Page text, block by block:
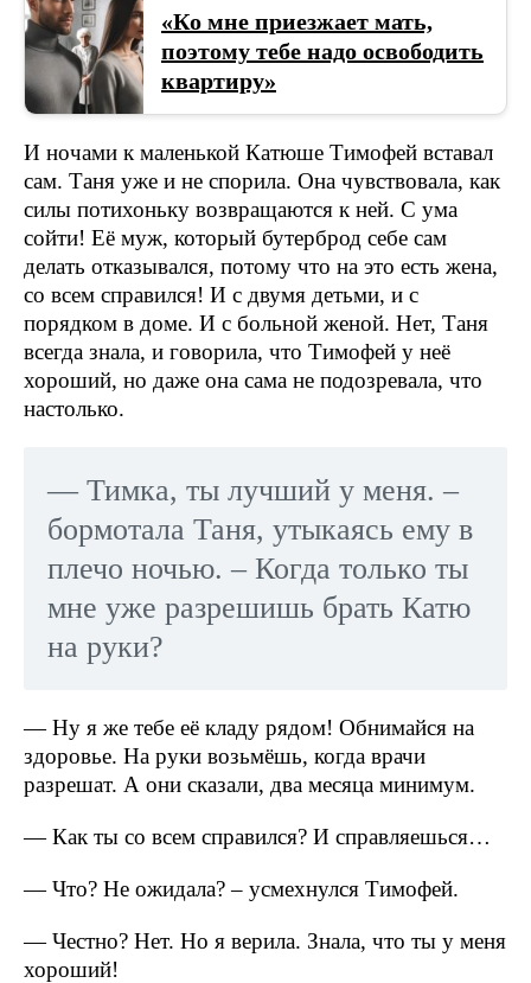
«Ко мне приезжает мать,
поэтому тебе надо освободить
квартиру»
И ночами к маленькой Катюше Тимофей вставал
сам. Таня уже и не спорила. Она чувствовала, как
силы потихоньку возвращаются к ней. С ума
сойти! Её муж, который бутерброд себе сам
делать отказывался, потому что на это есть жена,
со всем справился! И с двумя детьми, и с
порядком в доме. И с больной женой. Нет, Таня
всегда знала, и говорила, что Тимофей у неё
хороший, но даже она сама не подозревала, что
настолько.
— Тимка, ты лучший у меня. –
бормотала Таня, утыкаясь ему в
плечо ночью. – Когда только ты
мне уже разрешишь брать Катю
на руки?
— Ну я же тебе её кладу рядом! Обнимайся на
здоровье. На руки возьмёшь, когда врачи
разрешат. А они сказали, два месяца минимум.
— Как ты со всем справился? И справляешься…
— Что? Не ожидала? – усмехнулся Тимофей.
— Честно? Нет. Но я верила. Знала, что ты у меня
хороший!